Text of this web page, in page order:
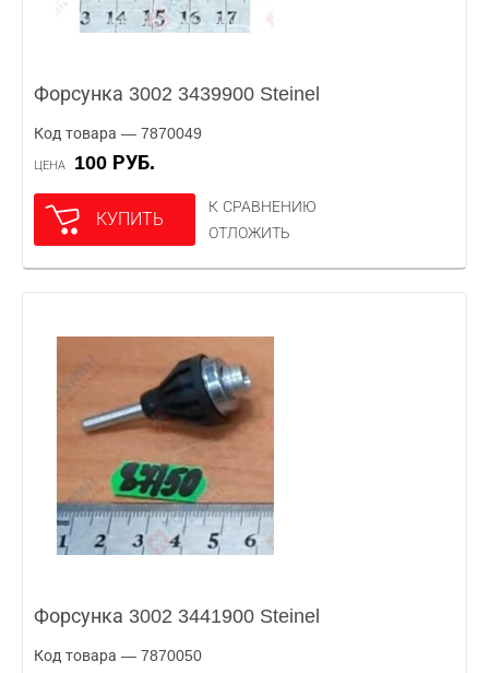
Форсунка 3002 3439900 Steinel
Код товара — 7870049
ЦЕНА 100 РУБ.
КУПИТЬ
К СРАВНЕНИЮ
ОТЛОЖИТЬ
Форсунка 3002 3441900 Steinel
Код товара — 7870050